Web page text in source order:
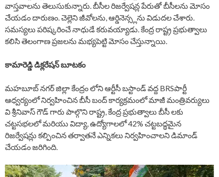
వాస్తవాలను తెలుసుకున్నారు. బీసీల రిజర్వేషన్ల పేరుతో బీసీలను మోసం
చేయడం దారుణం. చెల్లెని జీవోలను, ఆర్డినెన్స్లను విడుదల చేశారు.
సమస్యలు పరిష్కరించే నాధుడే కరువయ్యాడు. కేంద్ర రాష్ట్ర ప్రభుత్వాలు
కలిసి తెలంగాణ ప్రజలను మభ్యపెట్టి మోసం చేస్తున్నాయి.
కామారెడ్డి డిక్లరేషన్ బూటకం
మహబూబ్ నగర్ జిల్లా కేంద్రం లోని ఆర్టీసీ బస్టాండ్ వద్ద BRSపార్టీ
ఆధ్వర్యంలో నిర్వహించిన బీసీ బంద్ కార్యక్రమంలో మాజీ మంత్రివర్యులు
వి శ్రీనివాస్ గౌడ్ గారు పాల్గొని రాష్ట్ర, కేంద్ర ప్రభుత్వాలు బీసీ లకు
చట్టసభలలో మరియు విద్యా, ఉద్యోగాలలో 42% చట్టబద్ధమైన
రిజర్వేషన్లు కల్పించిన తర్వాతనే ఎన్నికలు నిర్వహించాలని డిమాండ్
చేయడం జరిగింది.